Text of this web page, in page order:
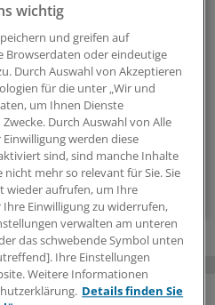
beeindruckende
und Kollegen, die etwas
Newsletter erzählen wir
(Arbeits-)Leben.
Jahr (Mittwoch)
bitte anmelden
wichtig
und greifen auf
Browserdaten oder eindeutige
Durch Auswahl von Akzeptieren
für die unter „Wir und
um Ihnen Dienste
Durch Auswahl von Alle
werden diese
sind, sind manche Inhalte
mehr so relevant für Sie. Sie
wieder aufrufen, um Ihre
Einwilligung zu widerrufen,
verwalten am unteren
das schwebende Symbol unten
Ihre Einstellungen
Weitere Informationen
Details finden Sie